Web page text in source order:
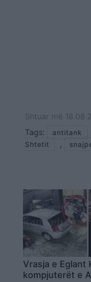
Shtuar më
Tags:
antitank
Shtetit
,
Vrasja e Eglant
kompjuterët e